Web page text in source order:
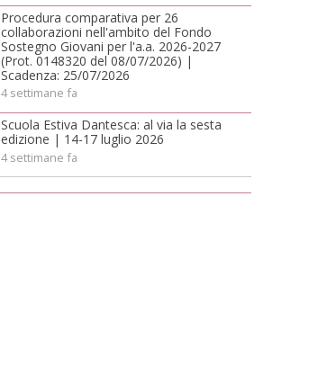
Procedura comparativa per 26
collaborazioni nell'ambito del Fondo
Sostegno Giovani per l'a.a. 2026-2027
(Prot. 0148320 del 08/07/2026) |
Scadenza: 25/07/2026
4 settimane fa
Scuola Estiva Dantesca: al via la sesta
edizione | 14-17 luglio 2026
4 settimane fa